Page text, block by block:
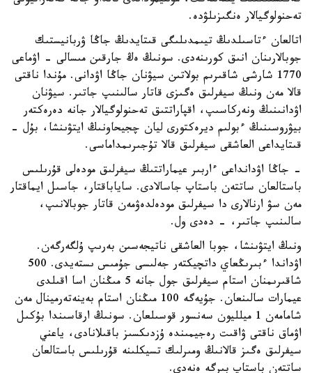
تەحنولوگيالار ەنگىزىلۋدە.
اتالعان ءتاسىلدىڭ تيىمدىلىگى قىتايدىڭ جاڭا ۋربانيستىك
جوبالارىنان انىق كورىنەدى. سونىڭ ەڭ جارقىن مىسالى - اۋماعى
1770 شارشى شاقىرىم بولاتىن سيۋنان جاڭا اۋدانى. مۇندا ناقتى
قالا مەن ونىڭ سيفرلىق ەگىزى قاتار سالىنىپ جاتىر. سيۋنان
اۋدانىنىڭ ونەركاسىپ، اقپاراتتىق تەحنولوگيالار جانە دەرەكتەر
بيۋروسىنىڭ ءبولىم ديرەكتورى ليان چجيحاونىڭ ايتۋىنشا، بۇل -
قىتايداعى العاشقى سيفرلىق قالا تۇجىرىمداماسى.
- جاڭا اۋدانداعى ءاربىر عيماراتتىڭ سيفرلىق مودەلى قۇرىلىس
باستالعان ساتتەن باستاپ جاسالادى. ساياباقتار، جاسىل ايماقتار
مەن سۋ ارنالارى دا سيفرلىق مودەلدەۋمەن قاتار جوبالانىپ،
سالىنىپ جاتىر، - دەدى ول.
ونىڭ ايتۋىنشا، جوبا العاشقى ناتيجەسىن بەرىپ ۇلگەرگەن.
اۋداندا ءبىرىڭعاي داتچيكتەر جەلىسى جۇمىس ىستەيدى. 500
شاقىرىمنان استام سيفرلىق جول جانە 5 مىڭنان اسا اقىلدى
عيمارات سالىنعان. جۇيەگە 100 مىڭنان استام بەينەتەرمينال مەن
شامامەن 1 ميلليون سەنسور قوسىلعان. سونىڭ ارقاسىندا بۇكىل
اۋماق ناقتى ۋاقىت رەجيمىندە ۇزدىكسىز باقىلانادى، ياعني
سيفرلىق ەگىز قالانىڭ ومىرلىك تسيكلىنە قۇرىلىس باستالعان
ساتتەن باستاپ بىرگە ەنەدى.